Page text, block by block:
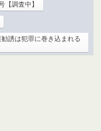
【調査中】
誘は犯罪に巻き込まれる